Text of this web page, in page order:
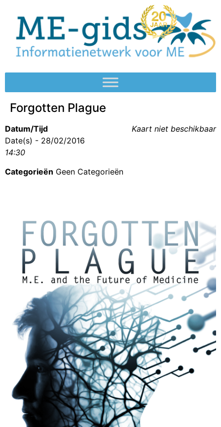
Forgotten Plague
Kaart niet beschikbaar
Datum/Tijd
Date(s) - 28/02/2016
14:30
Categorieën Geen Categorieën